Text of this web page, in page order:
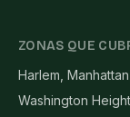
ZONAS QUE
Harlem, Manhattan
Washington